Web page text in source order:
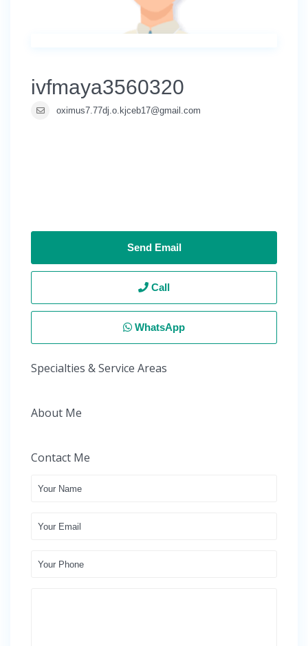
ivfmaya3560320
oximus7.77dj.o.kjceb17@gmail.com
Send Email
Call
WhatsApp
Specialties & Service Areas
About Me
Contact Me